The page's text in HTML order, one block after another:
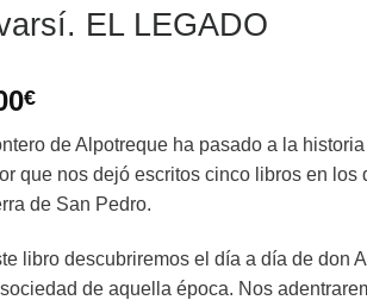
EL LEGADO
€
de Alpotreque ha pasado a la
que nos dejó escritos cinco libros en
de San Pedro.
libro descubriremos el día a día de don
de aquella época. Nos